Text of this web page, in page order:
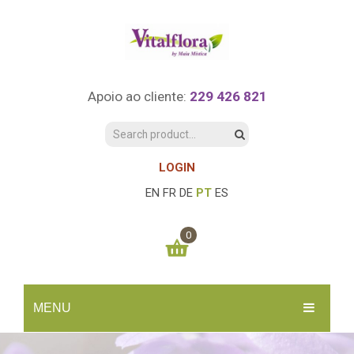
Apoio ao cliente: 229 426 821
LOGIN
EN FR DE PT ES
MENU
0
You have no items in your shopping cart
SUBTOTAL: 0.00€